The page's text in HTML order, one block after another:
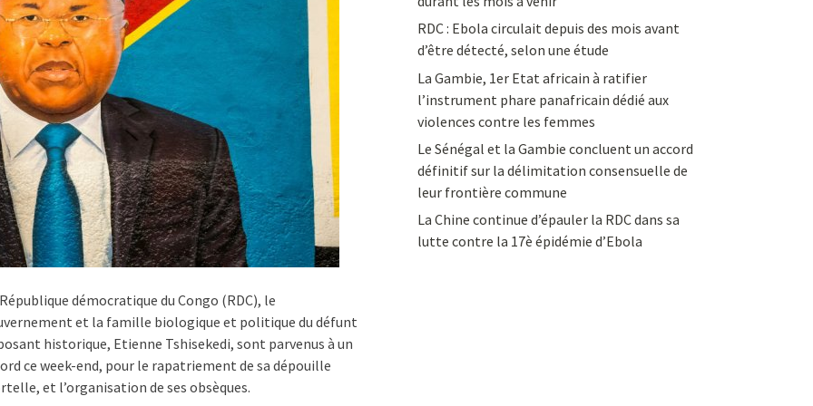
démocratique du Congo (RDC), le
et la famille biologique et politique du défunt
historique, Etienne Tshisekedi, sont parvenus à un
ce week-end, pour le rapatriement de sa dépouille
et l’organisation de ses obsèques.
RDC : Ebola circulait depuis des mois avant
d’être détecté, selon une étude
La Gambie, 1er Etat africain à ratifier
l’instrument phare panafricain dédié aux
violences contre les femmes
Le Sénégal et la Gambie concluent un accord
définitif sur la délimitation consensuelle de
leur frontière commune
La Chine continue d’épauler la RDC dans sa
lutte contre la 17è épidémie d’Ebola